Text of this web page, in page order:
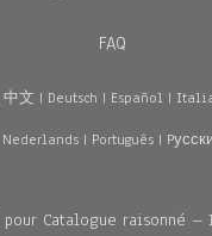
FAQ
中文 | Deutsch | Español |
Nederlands| Português|
Catalogue raisonné –